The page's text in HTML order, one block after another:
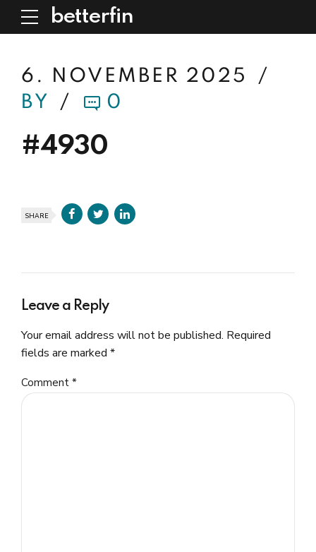
betterfin
6. NOVEMBER 2025
BY
0
#4930
SHARE
Leave a Reply
Your email address will not be published. Required
fields are marked *
Comment *